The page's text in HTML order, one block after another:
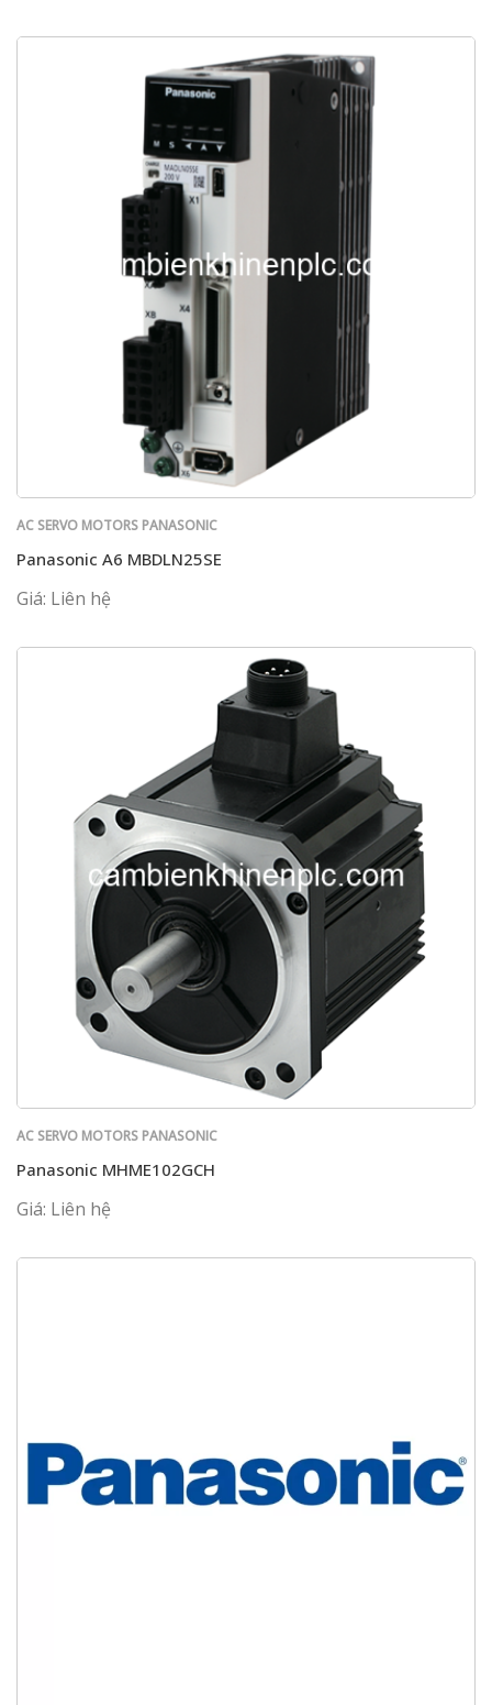
AC SERVO MOTORS PANASONIC
Panasonic A6 MBDLN25SE
Giá: Liên hệ
AC SERVO MOTORS PANASONIC
Panasonic MHME102GCH
Giá: Liên hệ